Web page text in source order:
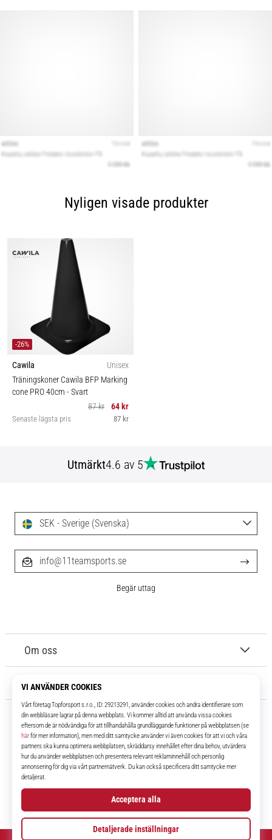
Nyligen visade produkter
-26%
Cawila
Unisex
Träningskoner Cawila BFP Marking
cone PRO 40cm - Svart
87 kr
64 kr
Senaste lägsta pris 87 kr
Utmärkt4.6 av 5
11teamsports.se
I över 16 år har vi varit dina lagkamrater, vilket ger dig de bästa och
senaste fotbollsprodukterna.
FacebookInstagramYouTube
Om oss
Kundtjänst
SEK - Sverige (Svenska)
info@11teamsports.se
Begär uttag